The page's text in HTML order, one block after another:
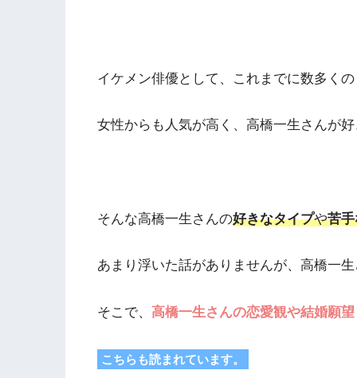
イケメン俳優として、これまでに数多く
女性からも人気が高く、高橋一生さんが
そんな高橋一生さんの好きなタイプや苦
あまり浮いた話がありませんが、高橋一
そこで、 高橋一生さんの恋愛観や結婚願望
こちらも読まれています。